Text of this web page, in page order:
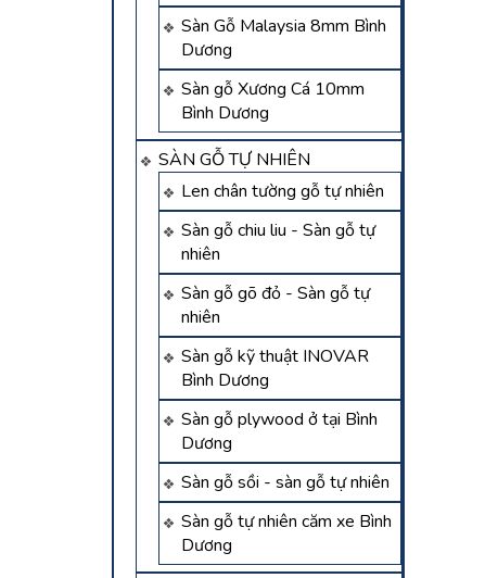
Sàn Gỗ Malaysia 8mm Bình
Dương
Sàn gỗ Xương Cá 10mm
Bình Dương
SÀN GỖ TỰ NHIÊN
Len chân tường gỗ tự nhiên
Sàn gỗ chiu liu - Sàn gỗ tự
nhiên
Sàn gỗ gõ đỏ - Sàn gỗ tự
nhiên
Sàn gỗ kỹ thuật INOVAR
Bình Dương
Sàn gỗ plywood ở tại Bình
Dương
Sàn gỗ sồi - sàn gỗ tự nhiên
Sàn gỗ tự nhiên căm xe Bình
Dương